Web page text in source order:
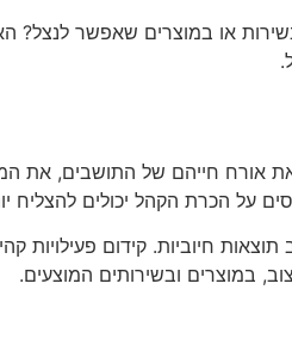
או במוצרים שאפשר לנצל?
את אורח חייהם של התושבים, את
על הכרת הקהל יכולים להצליח
חיוביות. קידום פעילויות
במוצרים ובשירותים המוצעים.